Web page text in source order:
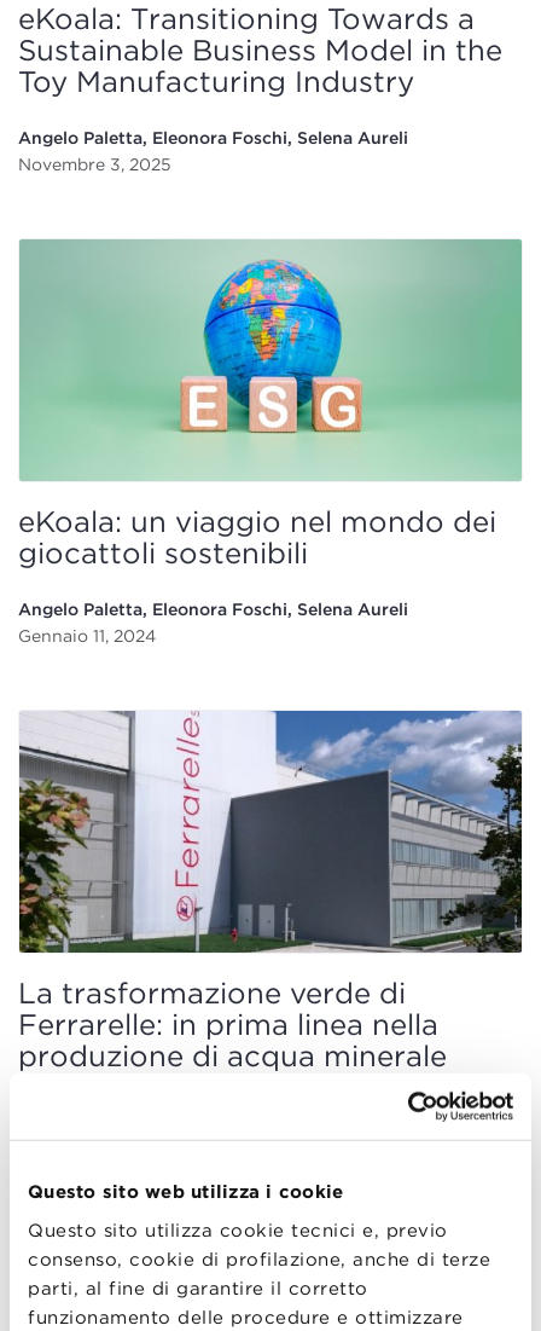
Questo sito web utilizza i cookie
Questo sito utilizza cookie tecnici e, previo
consenso, cookie di profilazione, anche di terze
parti, al fine di garantire il corretto
funzionamento delle procedure e ottimizzare
eKoala: Transitioning Towards a
Sustainable Business Model in the
Toy Manufacturing Industry
Angelo Paletta, Eleonora Foschi, Selena Aureli
Novembre 3, 2025
eKoala: un viaggio nel mondo dei
giocattoli sostenibili
Angelo Paletta, Eleonora Foschi, Selena Aureli
Gennaio 11, 2024
La trasformazione verde di
Ferrarelle: in prima linea nella
produzione di acqua minerale
Leonardo Corbo, Ludovica Leone